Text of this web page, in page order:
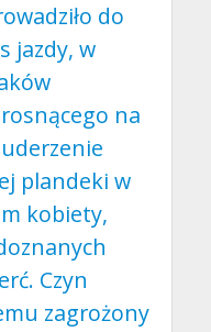
do
jazdy, w
na
plandeki w
kobiety,
Czyn
zagrożony